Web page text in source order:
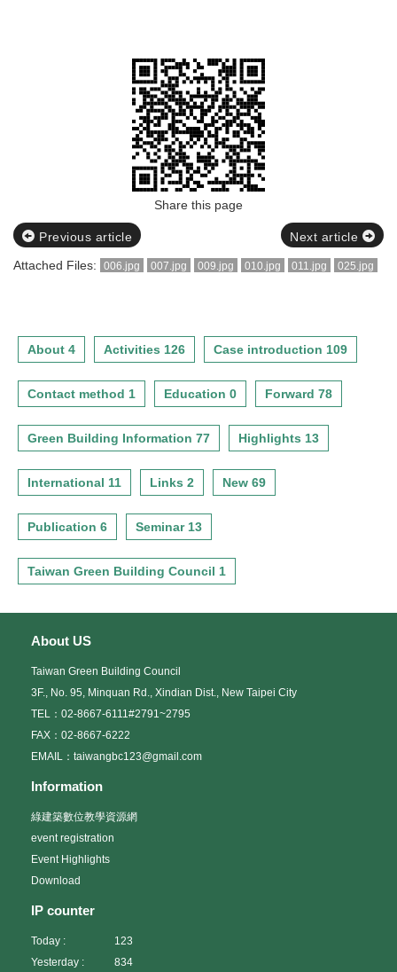
Share this page
Previous article
Next article
Attached Files:
006.jpg 007.jpg 009.jpg 010.jpg 011.jpg 025.jpg
About 4 Activities 126 Case introduction 109
Contact method 1 Education 0 Forward 78
Green Building Information 77 Highlights 13
International 11 Links 2 New 69
Publication 6 Seminar 13
Taiwan Green Building Council 1
About US
Taiwan Green Building Council
3F., No. 95, Minquan Rd., Xindian Dist., New Taipei City
TEL：02-8667-6111#2791~2795
FAX：02-8667-6222
EMAIL：taiwangbc123@gmail.com
Information
綠建築數位教學資源網
event registration
Event Highlights
Download
IP counter
Today :
123
Yesterday :
834